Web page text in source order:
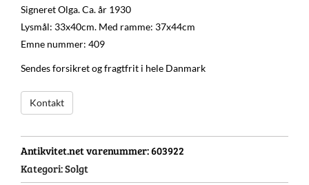
Signeret Olga. Ca. år 1930
Lysmål: 33x40cm. Med ramme: 37x44cm
Emne nummer: 409
Sendes forsikret og fragtfrit i hele Danmark
Kontakt
Antikvitet.net varenummer:603922
Kategori:Solgt